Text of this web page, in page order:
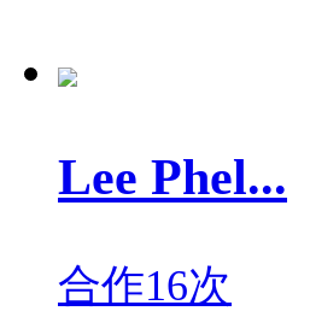
Lee Phel...
合作16次